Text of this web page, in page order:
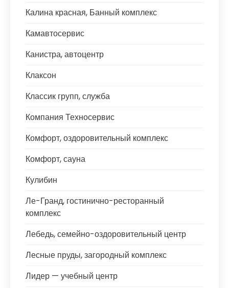
Калина красная, Банный комплекс
Камавтосервис
Канистра, автоцентр
Клаксон
Классик групп, служба
Компания Техносервис
Комфорт, оздоровительный комплекс
Комфорт, сауна
Кулибин
Ле-Гранд, гостинично-ресторанный
комплекс
Лебедь, семейно-оздоровительный центр
Лесные пруды, загородный комплекс
Лидер — учебный центр